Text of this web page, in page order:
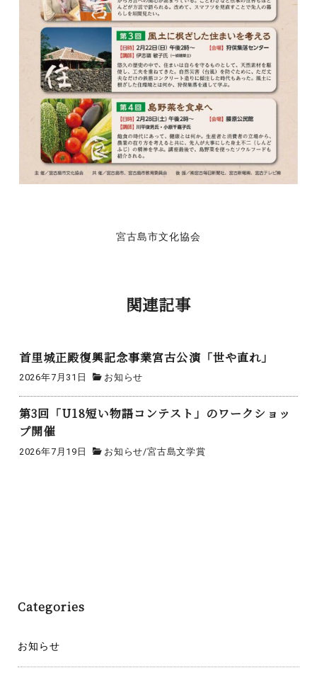
宮古島市文化協会
関連記事
首里城正殿復興記念事業宮古公演「世や直れ」
2026年7月31日 お知らせ
第3回「U18短い物語コンテスト」のワークショッ
プ開催
2026年7月19日 お知らせ/宮古島文学賞
ゲ
シ
ョ
Categories
お知らせ